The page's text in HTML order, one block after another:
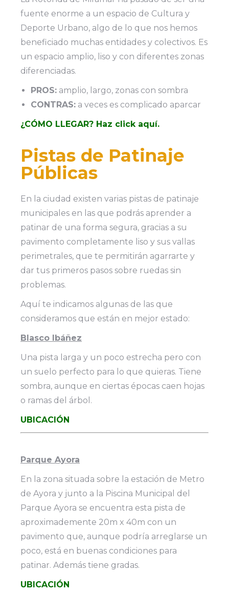
fuente enorme a un espacio de Cultura y
Deporte Urbano, algo de lo que nos hemos
beneficiado muchas entidades y colectivos. Es
un espacio amplio, liso y con diferentes zonas
diferenciadas.
PROS: amplio, largo, zonas con sombra
CONTRAS: a veces es complicado aparcar
¿CÓMO LLEGAR? Haz click aquí.
Pistas de Patinaje
Públicas
En la ciudad existen varias pistas de patinaje
municipales en las que podrás aprender a
patinar de una forma segura, gracias a su
pavimento completamente liso y sus vallas
perimetrales, que te permitirán agarrarte y
dar tus primeros pasos sobre ruedas sin
problemas.
Aquí te indicamos algunas de las que
consideramos que están en mejor estado:
Blasco Ibáñez
Una pista larga y un poco estrecha pero con
un suelo perfecto para lo que quieras. Tiene
sombra, aunque en ciertas épocas caen hojas
o ramas del árbol.
UBICACIÓN
Parque Ayora
En la zona situada sobre la estación de Metro
de Ayora y junto a la Piscina Municipal del
Parque Ayora se encuentra esta pista de
aproximademente 20m x 40m con un
pavimento que, aunque podría arreglarse un
poco, está en buenas condiciones para
patinar. Además tiene gradas.
UBICACIÓN